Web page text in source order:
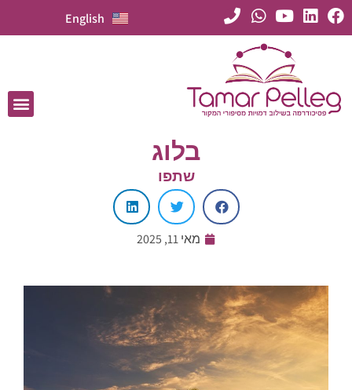
English
בלוג
שתפו
מאי 11, 2025